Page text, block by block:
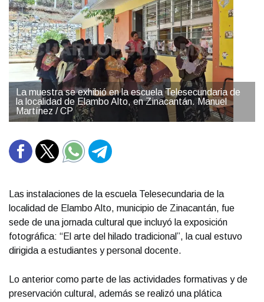
La muestra se exhibió en la escuela Telesecundaria de
la localidad de Elambo Alto, en Zinacantán. Manuel
Martínez / CP
Las instalaciones de la escuela Telesecundaria de la
localidad de Elambo Alto, municipio de Zinacantán, fue
sede de una jornada cultural que incluyó la exposición
fotográfica: “El arte del hilado tradicional”, la cual estuvo
dirigida a estudiantes y personal docente.
Lo anterior como parte de las actividades formativas y de
preservación cultural, además se realizó una plática